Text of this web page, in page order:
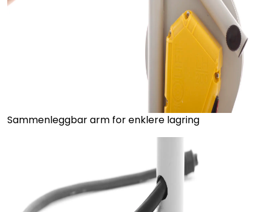
Sammenleggbar arm for enklere lagring